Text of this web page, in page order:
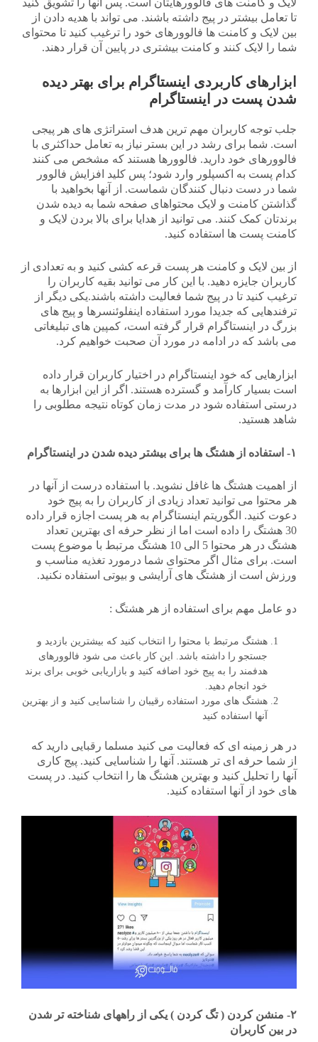
لایک و کامنت های فالوورهایتان است. پس آنها را تشویق کنید
تا تعامل بیشتر در پیج داشته باشند. می تواند با هدیه دادن از
بین لایک و کامنت ها فالوورهای خود را ترغیب کنید تا محتوای
شما را لایک کنند و کامنت بیشتری در پایین آن قرار دهند.
ابزارهای کاربردی اینستاگرام برای بهتر دیده
شدن پست در اینستاگرام
جلب توجه کاربران مهم ترین هدف استراتژی های هر پیجی
است. شما برای رشد در این بستر نیاز به تعامل حداکثری با
فالوورهای خود دارید. فالوورها هستند که مشخص می کنند
کدام پست به اکسپلور وارد شود؛ پس کلید افزایش فالوور
شما در دست دنبال کنندگان شماست. از آنها بخواهید با
گذاشتن کامنت و لایک محتواهای صفحه شما به دیده شدن
برندتان کمک کنند. می توانید از هدایا برای بالا بردن لایک و
کامنت پست ها استفاده کنید.
از بین لایک و کامنت هر پست قرعه کشی کنید و به تعدادی از
کاربران جایزه دهید. با این کار می توانید بقیه کاربران را
ترغیب کنید تا در پیج شما فعالیت داشته باشند.یکی دیگر از
ترفندهایی که جدیدا مورد استفاده اینفلوئنسرها و پیج های
بزرگ در اینستاگرام قرار گرفته است، کمپین های تبلیغاتی
می باشد که در ادامه در مورد آن صحبت خواهیم کرد.
ابزارهایی که خود اینستاگرام در اختیار کاربران قرار داده
است بسیار کارآمد و گسترده هستند. اگر از این ابزارها به
درستی استفاده شود در مدت زمان کوتاه نتیجه مطلوبی را
شاهد هستید.
۱- استفاده از هشتگ ها برای بیشتر دیده شدن در اینستاگرام
از اهمیت هشتگ ها غافل نشوید. با استفاده درست از آنها در
هر محتوا می توانید تعداد زیادی از کاربران را به پیج خود
دعوت کنید. الگوریتم اینستاگرام به هر پست اجازه قرار داده
30 هشتگ را داده است اما از نظر حرفه ای بهترین تعداد
هشتگ در هر محتوا 5 الی 10 هشتگ مرتبط با موضوع پست
است. برای مثال اگر محتوای شما درمورد تغذیه مناسب و
ورزش است از هشتگ های آرایشی و بیوتی استفاده نکنید.
دو عامل مهم برای استفاده از هر هشتگ :
هشتگ مرتبط با محتوا را انتخاب کنید که بیشترین بازدید و
جستجو را داشته باشد. این کار باعث می شود فالوورهای
هدفمند را به پیج خود اضافه کنید و بازاریابی خوبی برای برند
خود انجام دهید.
هشتگ های مورد استفاده رقیبان را شناسایی کنید و از بهترین
آنها استفاده کنید
در هر زمینه ای که فعالیت می کنید مسلما رقبایی دارید که
از شما حرفه ای تر هستند. آنها را شناسایی کنید. پیج کاری
آنها را تحلیل کنید و بهترین هشتگ ها را انتخاب کنید. در پست
های خود از آنها استفاده کنید.
۲- منشن کردن ( تگ کردن ) یکی از راههای شناخته تر شدن
در بین کاربران